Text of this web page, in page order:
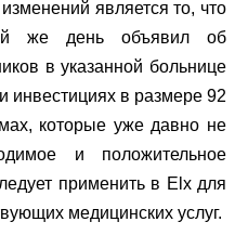
является то, что
же день объявил об
в указанной больнице
инвестициях в размере 92
которые уже давно не
и положительное
применить в Elx для
медицинских услуг.